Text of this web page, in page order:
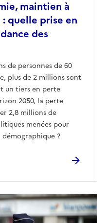
maintien à
quelle prise en
des
de personnes de 60
plus de 2 millions sont
un tiers en perte
2050, la perte
2,8 millions de
menées pour
?